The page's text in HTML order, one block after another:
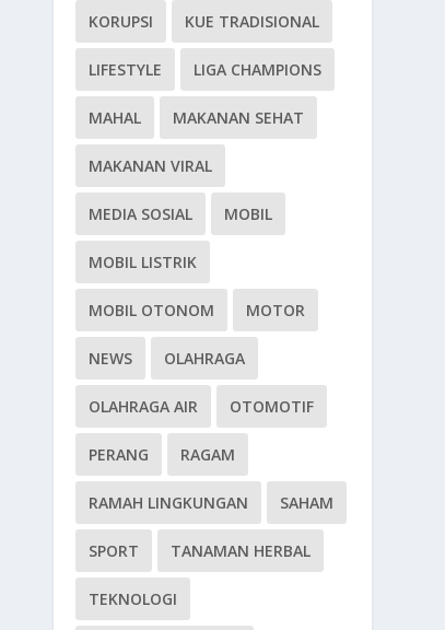
KORUPSI KUE TRADISIONAL
LIFESTYLE LIGA CHAMPIONS
MAHAL MAKANAN SEHAT
MAKANAN VIRAL
MEDIA SOSIAL MOBIL
MOBIL LISTRIK
MOBIL OTONOM MOTOR
NEWS OLAHRAGA
OLAHRAGA AIR OTOMOTIF
PERANG RAGAM
RAMAH LINGKUNGAN SAHAM
SPORT TANAMAN HERBAL
TEKNOLOGI